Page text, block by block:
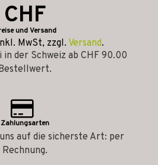
CHF
und Versand
MwSt, zzgl. Versand.
der Schweiz ab CHF 90.00
Zahlungsarten
auf die sicherste Art: per
Rechnung.